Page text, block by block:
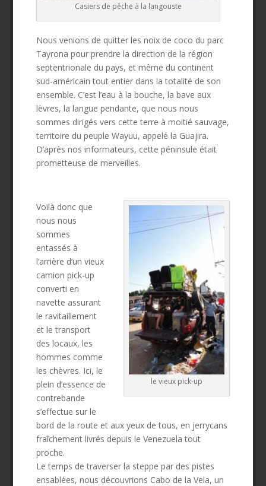
Casiers de pêche à la langouste
Nous venions de quitter les noix de coco du parc
Tayrona pour prendre la direction de la région
septentrionale du pays, et même du continent
sud-américain tout entier dans la totalité de son
ensemble. C’est l’eau à la bouche, la bave aux
lèvres, la langue pendante, que nous nous
sommes dirigés vers cette terre à moitié sauvage,
territoire du peuple Wayuu, appelé la Guajira.
D’après nos informateurs, cette péninsule était
prometteuse de merveilles.
le vieux pick-up
Voilà donc que
nous nous
sommes
entassés à
l’arrière d’un vieux
camion pick-up
converti en
navette assurant
le ravitaillement
et le transport
des locaux, les
hommes comme
les chèvres. Ici, le
plein d’essence de
contrebande
s’effectue sur le
bord de la route et aux yeux de tous, en jerrycans
fraîchement livrés depuis le Venezuela tout
proche.
Le temps de traverser la steppe par des pistes
ensablées, nous découvrions Cabo de la Vela, un